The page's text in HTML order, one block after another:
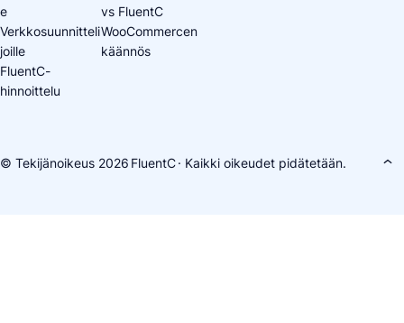
e
Verkkosuunnitteli
joille
FluentC-
hinnoittelu
vs FluentC
WooCommercen
käännös
© Tekijänoikeus 2026 FluentC· Kaikki oikeudet pidätetään.